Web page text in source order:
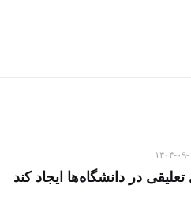
۰۹-۱۰
در دانشگاه‌ها ایجاد کند